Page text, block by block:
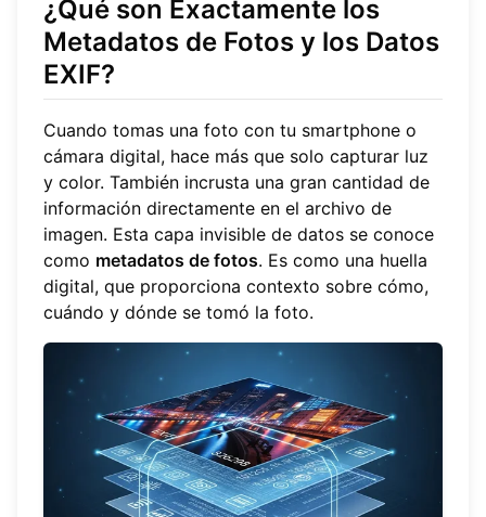
¿Qué son Exactamente los
Metadatos de Fotos y los Datos
EXIF?
Cuando tomas una foto con tu smartphone o
cámara digital, hace más que solo capturar luz
y color. También incrusta una gran cantidad de
información directamente en el archivo de
imagen. Esta capa invisible de datos se conoce
como metadatos de fotos. Es como una huella
digital, que proporciona contexto sobre cómo,
cuándo y dónde se tomó la foto.